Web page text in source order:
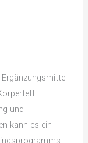
und
kann es ein